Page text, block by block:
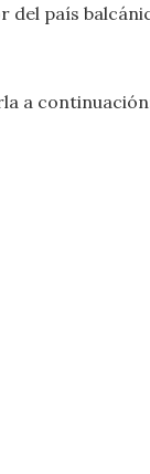
del país
a